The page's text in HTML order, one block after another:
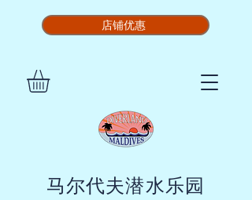
马尔代夫潜水乐园
店铺优惠